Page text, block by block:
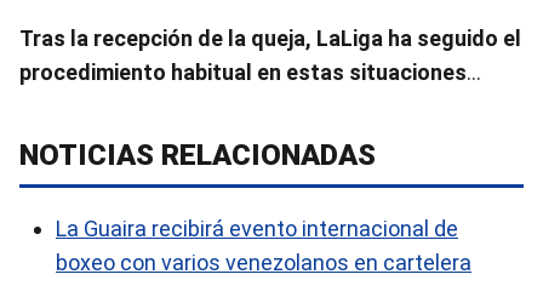
Tras la recepción de la queja, LaLiga ha seguido el
procedimiento habitual en estas situaciones…
NOTICIAS RELACIONADAS
La Guaira recibirá evento internacional de
boxeo con varios venezolanos en cartelera